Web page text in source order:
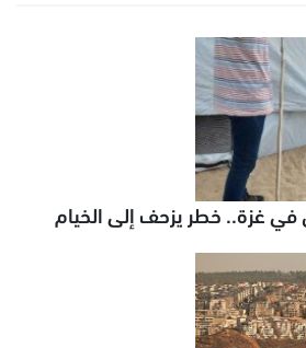
في غزة.. خطر يزحف إلى الخيام